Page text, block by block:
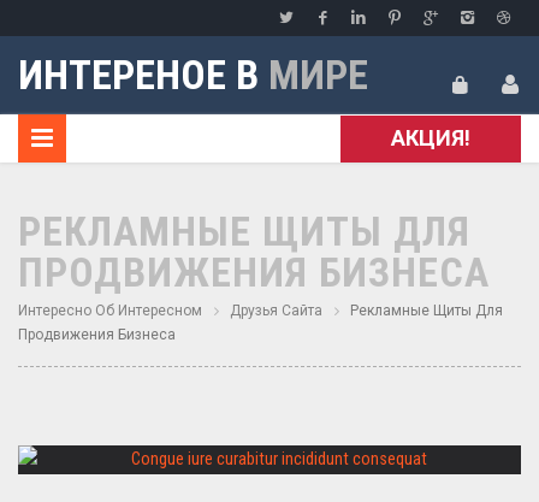
ИНТЕРЕНОЕ В МИРЕ
АКЦИЯ!
РЕКЛАМНЫЕ ЩИТЫ ДЛЯ
ПРОДВИЖЕНИЯ БИЗНЕСА
Интересно Об Интересном Друзья Сайта
Рекламные Щиты Для
Продвижения Бизнеса